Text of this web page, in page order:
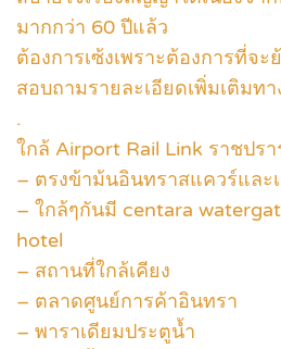
มากกว่า 60 ปีแล้ว
ต้องการเซ้งเพราะต้องการที่จ
สอบถามรายละเอียดเพิ่มเติมทา
.
ใกล้ Airport Rail Link ราชปรา
– ตรงข้าม้นอินทราสแควร์และ
– ใกล้ๆกันมี centara
hotel
– สถานที่ใกล้เคียง
– ตลาดศูนย์การค้าอินทรา
– พาราเดียมประตูน้ำ